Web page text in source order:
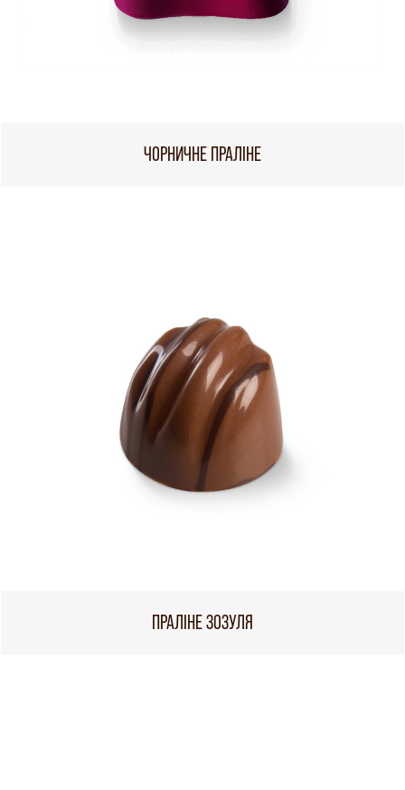
ЧОРНИЧНЕ ПРАЛІНЕ
ПРАЛІНЕ ЗОЗУЛЯ